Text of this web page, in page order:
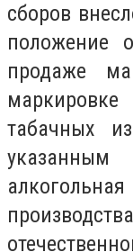
сборов
положение
продаже
табачных